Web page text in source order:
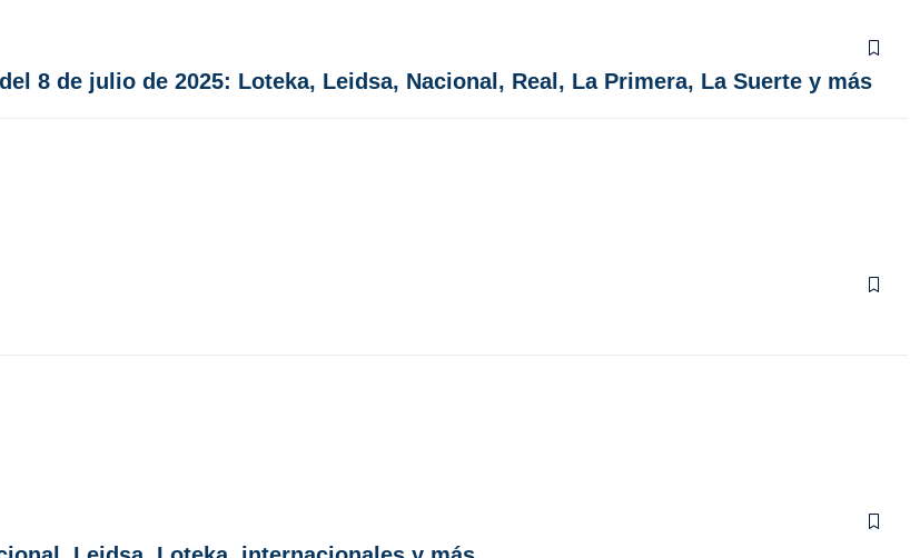
8 de julio de 2025: Loteka, Leidsa, Nacional, Real, La Primera, La Suerte y más